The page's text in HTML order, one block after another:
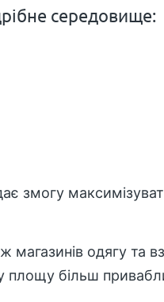
середовище:
змогу
одягу та
площу більш